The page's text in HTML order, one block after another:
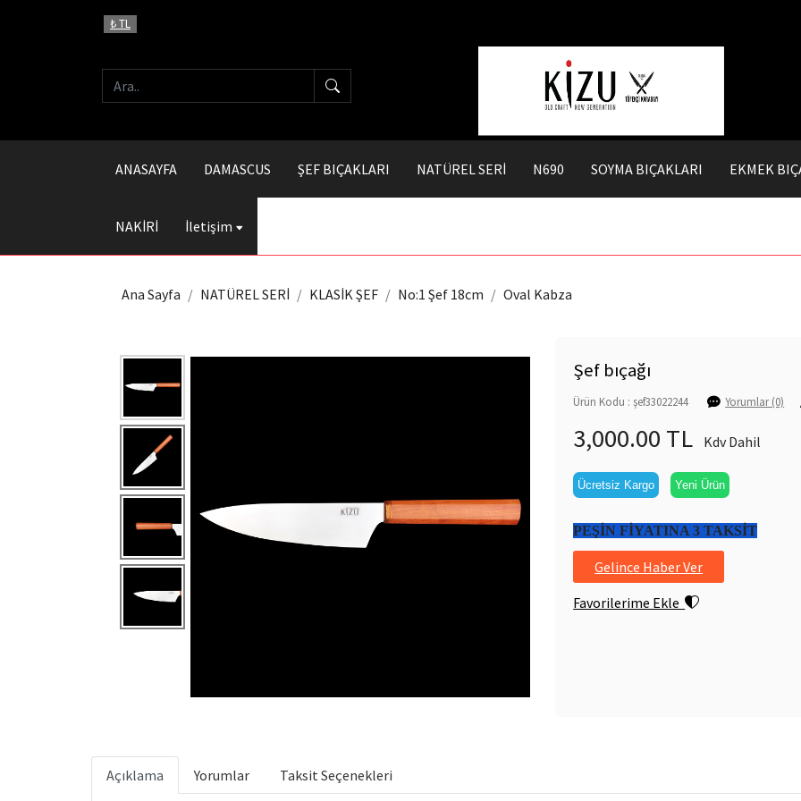
₺ TL
ANASAYFA DAMASCUS ŞEF BIÇAKLARI NATÜREL SERİ N690 SOYMA BIÇAKLARI EKMEK
NAKİRİ İletişim
Ana Sayfa NATÜREL SERİ KLASİK ŞEF No:1 Şef 18cm Oval Kabza
Şef bıçağı
Ürün Kodu : şef33022244 Yorumlar (0)
3,000.00 TL Kdv Dahil
Ücretsiz Kargo Yeni Ürün
PEŞİN FİYATINA 3 TAKSİT
Gelince Haber Ver
Favorilerime Ekle
Açıklama Yorumlar Taksit Seçenekleri